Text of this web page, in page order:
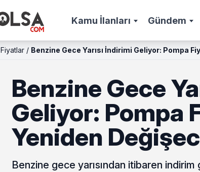
Kamu İlanları Gündem
Fiyatlar / Benzine Gece Yarısı İndirimi Geliyor: Pompa
Benzine Gece
Geliyor: Pompa
Yeniden
Benzine gece yarısından itibaren